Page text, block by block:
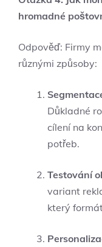
hromadné
Odpověď: Firmy
různými způsoby:
Důkladné
cílení na
potřeb.
Testování
variant
který